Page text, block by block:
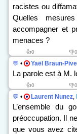
racistes ou
Quelles
accompagner et
menaces ?
👍0 👎0
💬 • Yaël Braun-
La parole est à M.
👍0 👎0
💬 • Laurent Nunez,
L’ensemble du
préoccupation. Il
que vous avez